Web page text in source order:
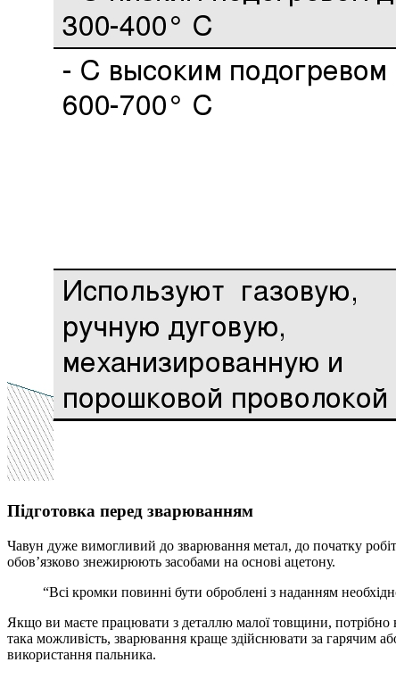
Підготовка перед зварюванням
Чавун дуже вимогливий до зварювання метал, до початку
обов’язково знежирюють засобами на основі ацетону.
“Всі кромки повинні бути оброблені з наданням
Якщо ви маєте працювати з деталлю малої товщини, потрібно
така можливість, зварювання краще здійснювати за гарячим
використання пальника.